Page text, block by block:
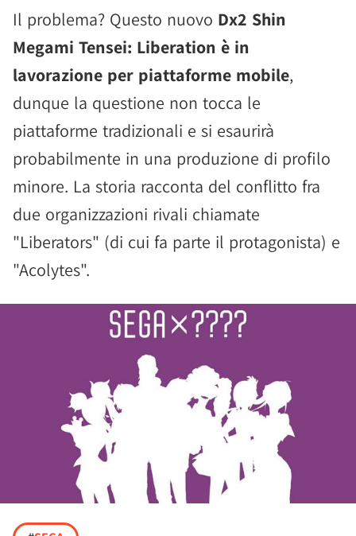
Il problema? Questo nuovo Dx2 Shin
Megami Tensei: Liberation è in
lavorazione per piattaforme mobile,
dunque la questione non tocca le
piattaforme tradizionali e si esaurirà
probabilmente in una produzione di profilo
minore. La storia racconta del conflitto fra
due organizzazioni rivali chiamate
"Liberators" (di cui fa parte il protagonista) e
"Acolytes".